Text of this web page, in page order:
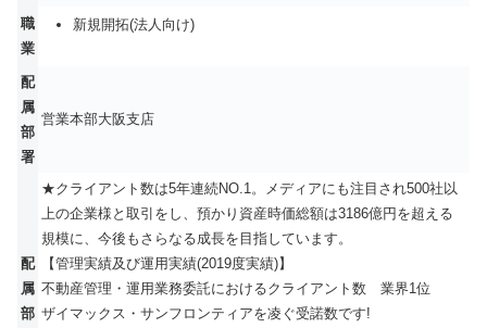
職
業
新規開拓(法人向け)
配
属
部
署
営業本部大阪支店
配
属
部
★クライアント数は5年連続NO.1。メディアにも注目され500社以
上の企業様と取引をし、預かり資産時価総額は3186億円を超える
規模に、今後もさらなる成長を目指しています。
【管理実績及び運用実績(2019度実績)】
不動産管理・運用業務委託におけるクライアント数 業界1位
ザイマックス・サンフロンティアを凌ぐ受諾数です!